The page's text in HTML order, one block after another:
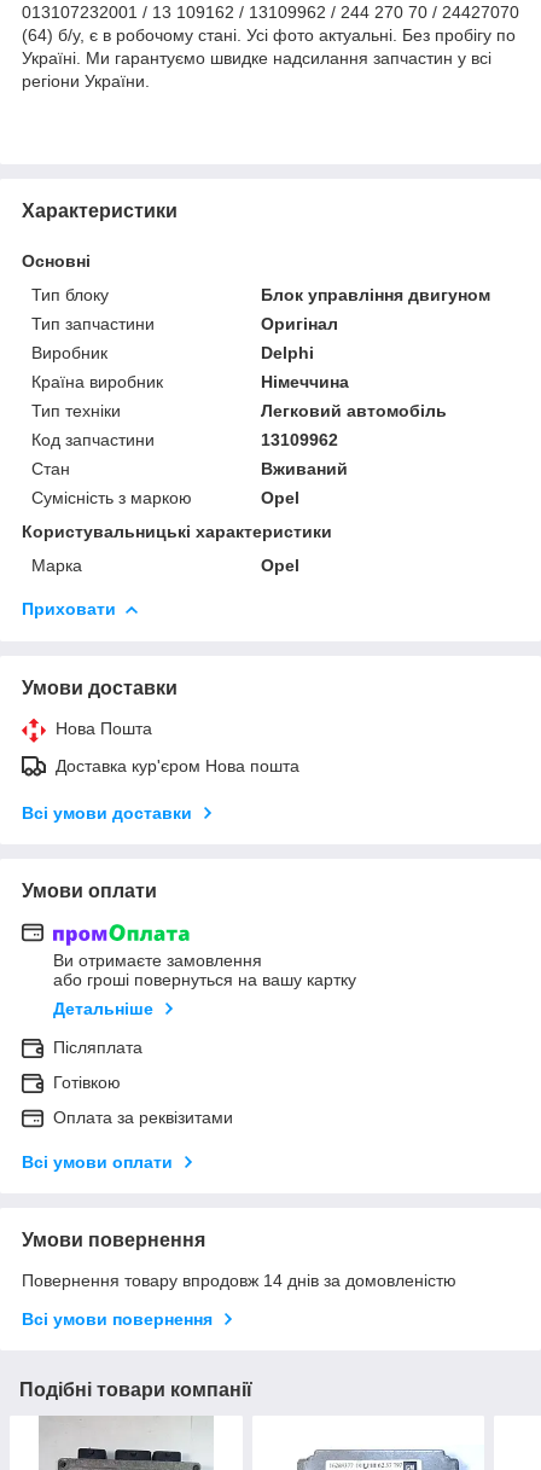
013107232001 / 13 109162 / 13109962 / 244 270 70 / 24427070
(64) б/у, є в робочому стані. Усі фото актуальні. Без пробігу по
Україні. Ми гарантуємо швидке надсилання запчастин у всі
регіони України.
Характеристики
Основні
Тип блоку
Блок управління двигуном
Тип запчастини
Оригінал
Виробник
Delphi
Країна виробник
Німеччина
Тип техніки
Легковий автомобіль
Код запчастини
13109962
Стан
Вживаний
Сумісність з маркою
Opel
Користувальницькі характеристики
Марка
Opel
Приховати
Умови доставки
Нова Пошта
Доставка кур'єром Нова пошта
Всі умови доставки
Умови оплати
Ви отримаєте замовлення
або гроші повернуться на вашу картку
Детальніше
Післяплата
Готівкою
Оплата за реквізитами
Всі умови оплати
Умови повернення
Повернення товару впродовж 14 днів за домовленістю
Всі умови повернення
Подібні товари компанії